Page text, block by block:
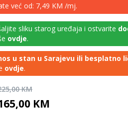
već od: 7,49 KM /mj.
sliku starog uređaja i ostvarite
ovdje.
u stan u Sarajevu ili besplatno
ovdje.
KM
KM